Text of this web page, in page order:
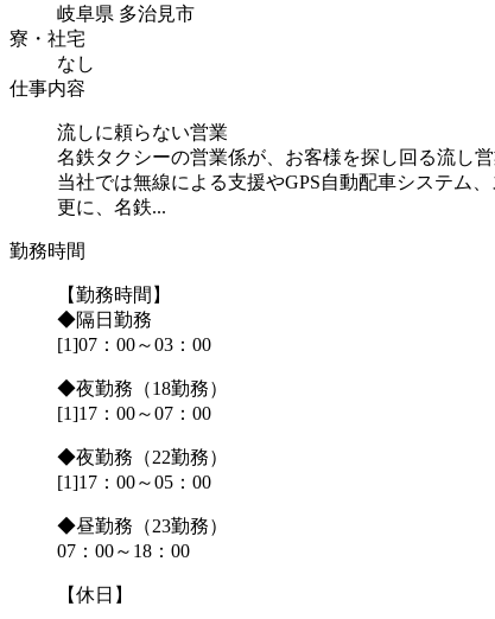
岐阜県 多治見市
寮・社宅
なし
仕事内容
流しに頼らない営業
名鉄タクシーの営業係が、お客様を探し回る流し
当社では無線による支援やGPS自動配車システム
更に、名鉄...
勤務時間
【勤務時間】
◆隔日勤務
[1]07：00～03：00
◆夜勤務（18勤務）
[1]17：00～07：00
◆夜勤務（22勤務）
[1]17：00～05：00
◆昼勤務（23勤務）
07：00～18：00
【休日】